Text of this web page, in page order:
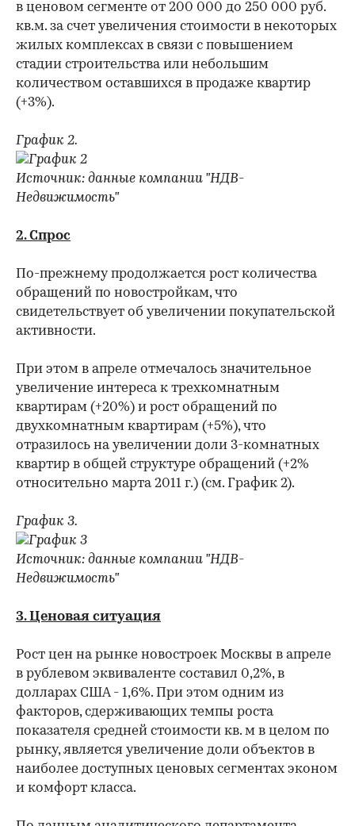
в ценовом сегменте от 200 000 до 250 000 руб.
кв.м. за счет увеличения стоимости в некоторых
жилых комплексах в связи с повышением
стадии строительства или небольшим
количеством оставшихся в продаже квартир
(+3%).
График 2.
Источник: данные компании "НДВ-
Недвижимость"
2.Спрос
По-прежнему продолжается рост количества
обращений по новостройкам, что
свидетельствует об увеличении покупательской
активности.
При этом в апреле отмечалось значительное
увеличение интереса к трехкомнатным
квартирам (+20%) и рост обращений по
двухкомнатным квартирам (+5%), что
отразилось на увеличении доли 3-комнатных
квартир в общей структуре обращений (+2%
относительно марта 2011 г.) (см. График 2).
График 3.
Источник: данные компании "НДВ-
Недвижимость"
3.Ценовая ситуация
Рост цен на рынке новостроек Москвы в апреле
в рублевом эквиваленте составил 0,2%, в
долларах США - 1,6%. При этом одним из
факторов, сдерживающих темпы роста
показателя средней стоимости кв. м в целом по
рынку, является увеличение доли объектов в
наиболее доступных ценовых сегментах эконом
и комфорт класса.